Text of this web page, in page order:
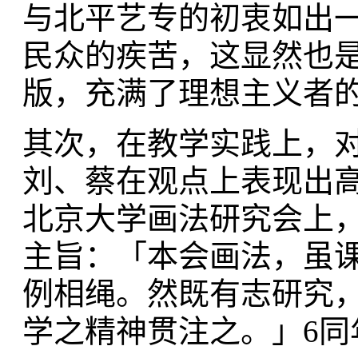
与北平艺专的初衷如出
民众的疾苦，这显然也
版，充满了理想主义者
其次，在教学实践上，
刘、蔡在观点上表现出
北京大学画法研究会上
主旨：「本会画法，虽
例相绳。然既有志研究
学之精神贯注之。」6